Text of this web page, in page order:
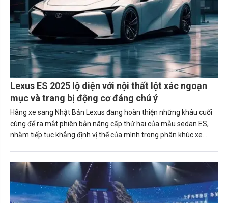
Lexus ES 2025 lộ diện với nội thất lột xác ngoạn
mục và trang bị động cơ đáng chú ý
Hãng xe sang Nhật Bản Lexus đang hoàn thiện những khâu cuối
cùng để ra mắt phiên bản nâng cấp thứ hai của mẫu sedan ES,
nhằm tiếp tục khẳng định vị thế của mình trong phân khúc xe